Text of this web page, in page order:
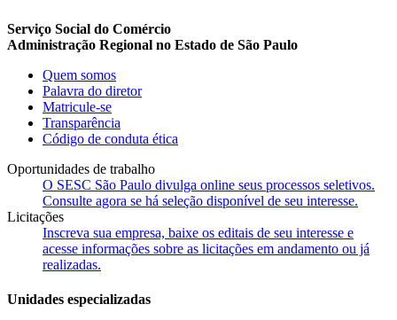
Serviço Social do Comércio
Administração Regional no Estado de São Paulo
Quem somos
Palavra do diretor
Matricule-se
Transparência
Código de conduta ética
Oportunidades de trabalho
O SESC São Paulo divulga online seus processos seletivos.
Consulte agora se há seleção disponível de seu interesse.
Licitações
Inscreva sua empresa, baixe os editais de seu interesse e
acesse informações sobre as licitações em andamento ou já
realizadas.
Unidades especializadas